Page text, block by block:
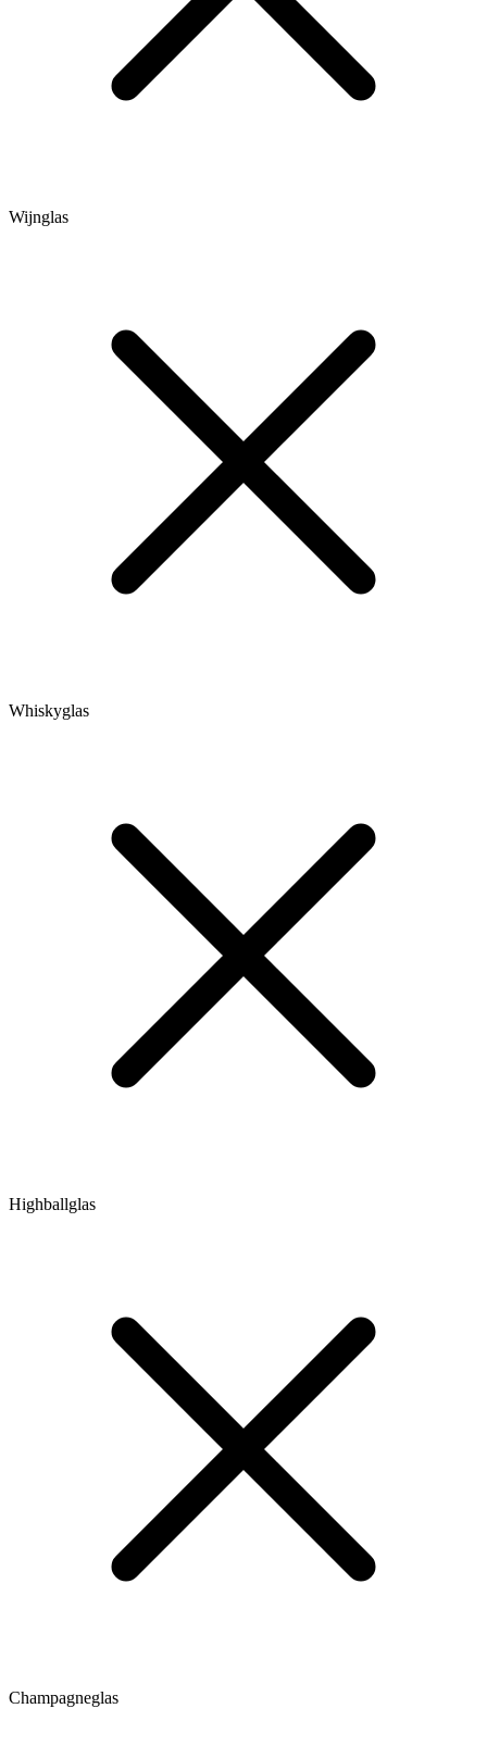
Wijnglas
Whiskyglas
Highballglas
Champagneglas